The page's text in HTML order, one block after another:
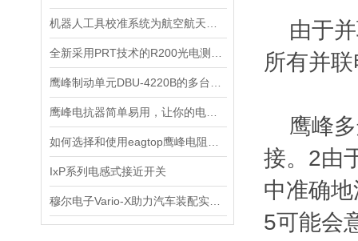
IxP系列电感式接近开关
由于并
所有并
鹰峰多
接。2由
中准确
5可能会